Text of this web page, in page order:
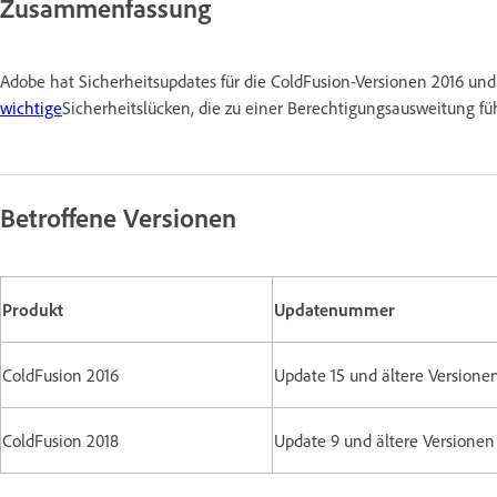
Zusammenfassung
Adobe hat Sicherheitsupdates für die ColdFusion-Versionen 2016
wichtigeSicherheitslücken, die zu einer Berechtigungsausweitung
Betroffene Versionen
Produkt Updatenummer
ColdFusion 2016 Update 15 und ältere
ColdFusion 2018 Update 9 und ältere